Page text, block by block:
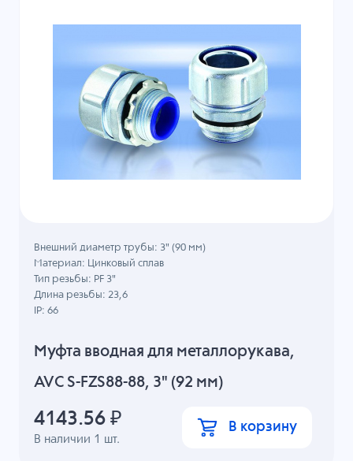
Муфта вводная для металлорукава,
AVC S-FZS88-88, 3" (92 мм)
В наличии 1 шт.
Внешний диаметр трубы: 3" (90 мм)
Материал: Цинковый сплав
Тип резьбы: PF 3"
Длина резьбы: 23,6
IP: 66
4143.56 ₽ В корзину